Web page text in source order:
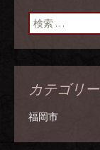
検索:
カテゴリー
福岡市